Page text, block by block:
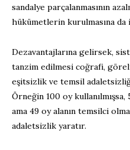
sandalye parçalanmasının
hükümetlerin kurulmasına da
Dezavantajlarına gelirsek,
tanzim edilmesi coğrafi,
eşitsizlik ve temsil
Örneğin 100 oy kullanılmışsa,
ama 49 oy alanın temsilci
adaletsizlik yaratır.